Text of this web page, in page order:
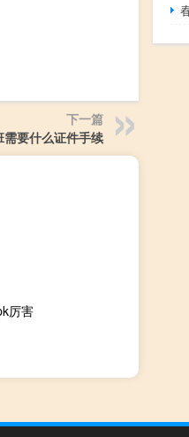
下一篇
需要什么证件手续
厉害